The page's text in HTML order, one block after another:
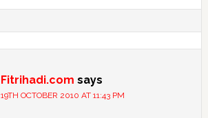
Fitrihadi.com says
19TH OCTOBER 2010 AT 11:43 PM